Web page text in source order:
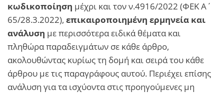
κωδικοποίηση μέχρι και τον ν.4916/2022 (ΦΕΚ Α΄
65/28.3.2022), επικαιροποιημένη ερμηνεία και
ανάλυση με περισσότερα ειδικά θέματα και
πληθώρα παραδειγμάτων σε κάθε άρθρο,
ακολουθώντας κυρίως τη δομή και σειρά του κάθε
άρθρου με τις παραγράφους αυτού. Περιέχει επίσης
ανάλυση για τα ισχύοντα στις προηγούμενες μη